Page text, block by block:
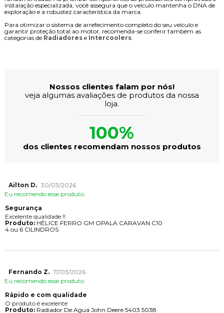
instalação especializada, você assegura que o veículo mantenha o DNA de
exploração e a robustez característica da marca.
Para otimizar o sistema de arrefecimento completo do seu veículo e
garantir proteção total ao motor, recomenda-se conferir também as
categorias de Radiadores e Intercoolers.
Nossos clientes falam por nós!
veja algumas avaliações de produtos da nossa
loja.
100%
dos clientes recomendam nossos produtos
Ailton D. 30/03/2026
Eu recomendo esse produto.
Segurança
Excelente qualidade !!
Produto:HÉLICE FERRO GM OPALA CARAVAN C10
4 ou 6 CILINDROS
Fernando Z. 17/03/2026
Eu recomendo esse produto.
Rápido e com qualidade
O produto é excelente
Produto:Radiador De Agua John Deere 5403 5038